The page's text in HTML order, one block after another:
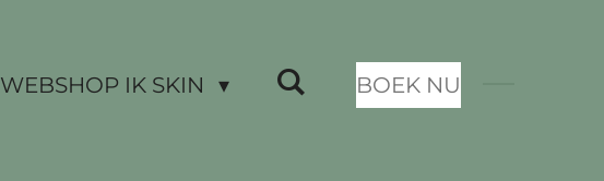
WEBSHOP IK SKIN BOEK NU